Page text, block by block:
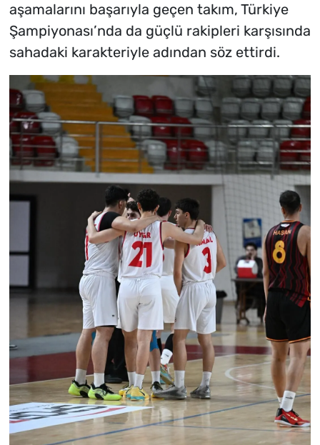
aşamalarını başarıyla geçen takım, Türkiye
Şampiyonası’nda da güçlü rakipleri karşısında
sahadaki karakteriyle adından söz ettirdi.